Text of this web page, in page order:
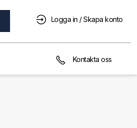
Logga in / Skapa konto
Kontakta oss